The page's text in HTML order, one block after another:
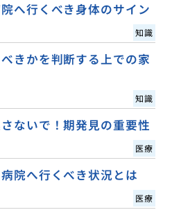
へ行くべき身体のサイン
知識
きかを判断する上での家
知識
ないで！期発見の重要性
医療
院へ行くべき状況とは
医療